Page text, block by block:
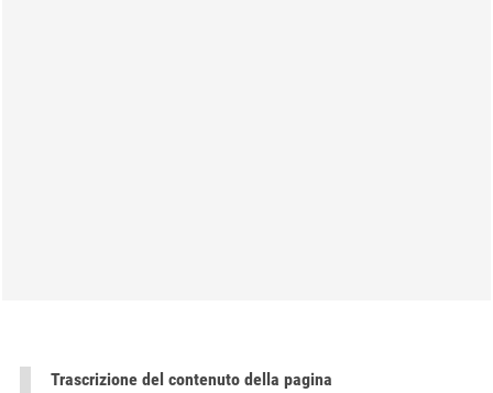
Trascrizione del contenuto della pagina